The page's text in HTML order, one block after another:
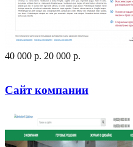
40 000 p. 20 000 p.
Сайт компании